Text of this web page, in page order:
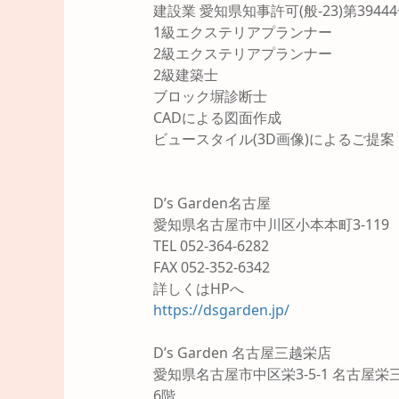
建設業 愛知県知事許可(般-23)第
1級エクステリアプランナー
2級エクステリアプランナー
2級建築士
ブロック塀診断士
CADによる図面作成
ビュースタイル(3D画像)によるご提案
D’s Garden名古屋
愛知県名古屋市中川区小本本町3-119
TEL 052-364-6282
FAX 052-352-6342
詳しくはHPへ
https://dsgarden.jp/
D’s Garden 名古屋三越栄店
愛知県名古屋市中区栄3-5-1 名古屋栄